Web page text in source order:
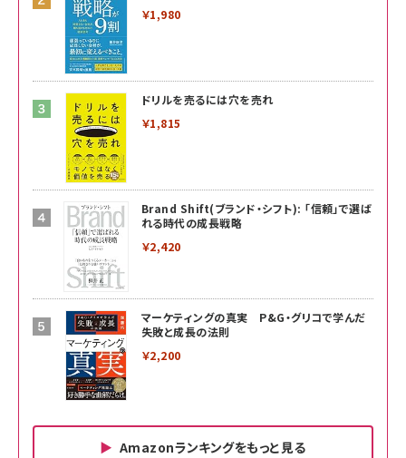
￥1,980
ドリルを売るには穴を売れ
￥1,815
Brand Shift(ブランド・シフト): 「信頼」で選ば
れる時代の成長戦略
￥2,420
マーケティングの真実 P&G・グリコで学んだ
失敗と成長の法則
￥2,200
Amazonランキングをもっと見る